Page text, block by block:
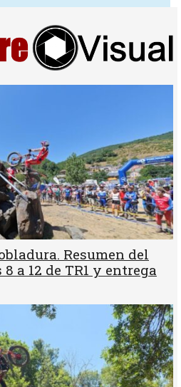
Resumen del
a 12 de TR1 y entrega